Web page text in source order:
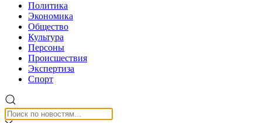
Политика
Экономика
Общество
Культура
Персоны
Происшествия
Экспертиза
Спорт